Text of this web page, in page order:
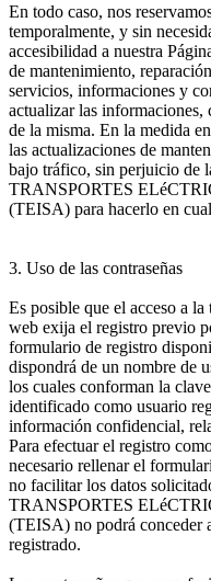
En todo caso, nos
temporalmente, y sin
accesibilidad a nuestra
de mantenimiento,
servicios, informaciones y
actualizar las informaciones,
de la misma. En la medida
las actualizaciones de
bajo tráfico, sin perjuicio de
TRANSPORTES
(TEISA) para hacerlo en
3. Uso de las contraseñas
Es posible que el acceso a
web exija el registro previo
formulario de registro
dispondrá de un nombre de
los cuales conforman la
identificado como usuario
información confidencial,
Para efectuar el registro
necesario rellenar el
no facilitar los datos
TRANSPORTES
(TEISA) no podrá conceder
registrado.